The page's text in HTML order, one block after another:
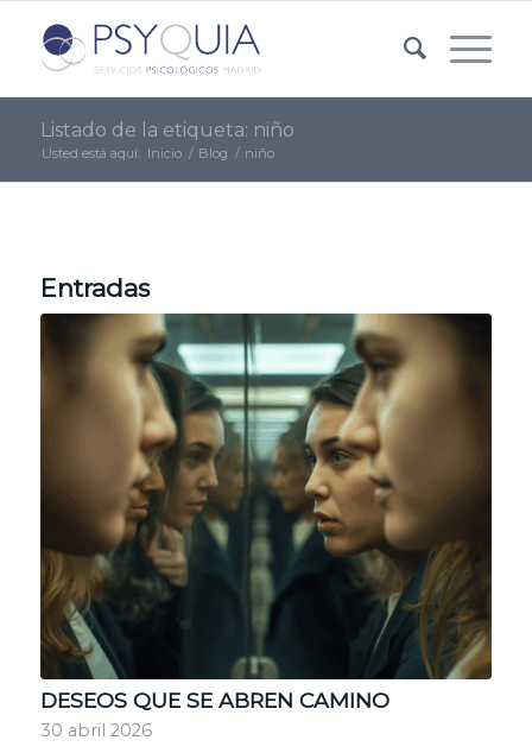
Listado de la etiqueta: niño
Usted está aquí: Inicio / Blog / niño
Entradas
DESEOS QUE SE ABREN CAMINO
30 abril 2026